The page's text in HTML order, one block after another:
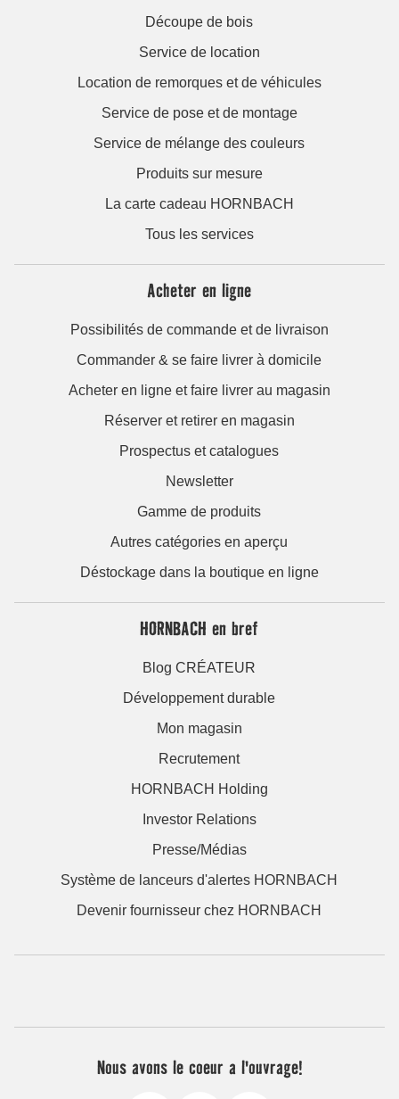
Découpe de bois
Service de location
Location de remorques et de véhicules
Service de pose et de montage
Service de mélange des couleurs
Produits sur mesure
La carte cadeau HORNBACH
Tous les services
Acheter en ligne
Possibilités de commande et de livraison
Commander & se faire livrer à domicile
Acheter en ligne et faire livrer au magasin
Réserver et retirer en magasin
Prospectus et catalogues
Newsletter
Gamme de produits
Autres catégories en aperçu
Déstockage dans la boutique en ligne
HORNBACH en bref
Blog CRÉATEUR
Développement durable
Mon magasin
Recrutement
HORNBACH Holding
Investor Relations
Presse/Médias
Système de lanceurs d'alertes HORNBACH
Devenir fournisseur chez HORNBACH
Nous avons le coeur a l'ouvrage!